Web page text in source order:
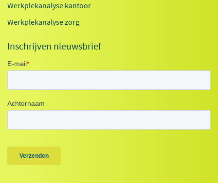
Werkplekanalyse kantoor
Werkplekanalyse zorg
Inschrijven nieuwsbrief